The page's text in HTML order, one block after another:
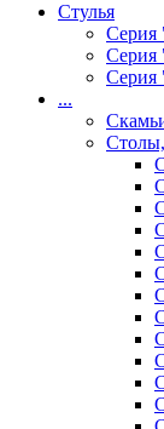
Стулья
Серия
Серия
...